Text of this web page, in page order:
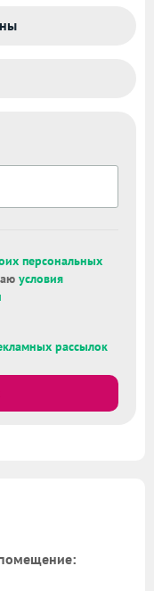
персональных
условия
рассылок